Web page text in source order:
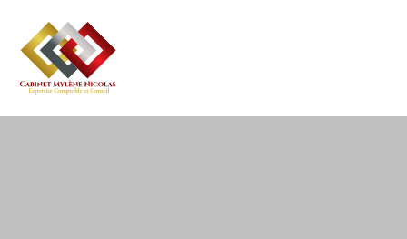
Aller
au
contenu
Création d’entreprise
Gestion au quotidien
Gestion
Compta